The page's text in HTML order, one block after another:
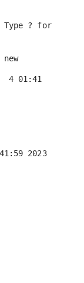
? for
2023